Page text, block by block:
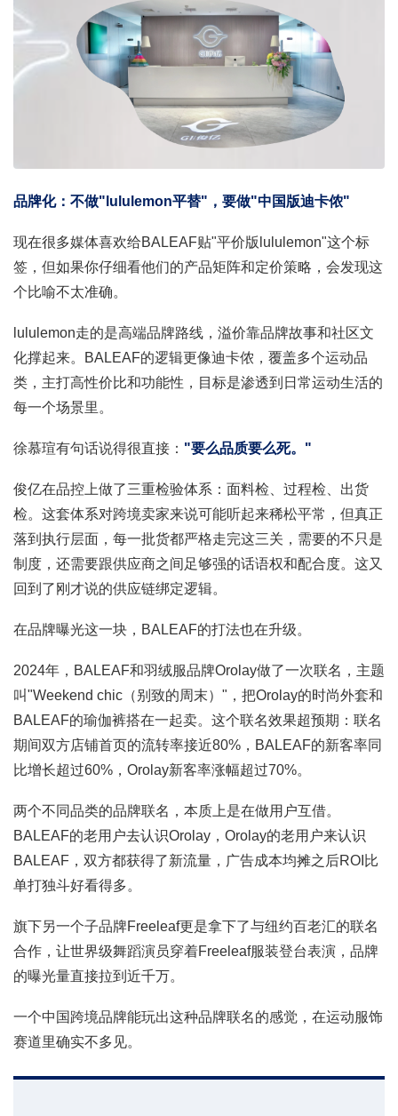
品牌化：不做"lululemon平替"，要做"中国版迪卡侬"
现在很多媒体喜欢给BALEAF贴"平价版lululemon"这个标
签，但如果你仔细看他们的产品矩阵和定价策略，会发现这
个比喻不太准确。
lululemon走的是高端品牌路线，溢价靠品牌故事和社区文
化撑起来。BALEAF的逻辑更像迪卡侬，覆盖多个运动品
类，主打高性价比和功能性，目标是渗透到日常运动生活的
每一个场景里。
徐慕瑄有句话说得很直接： "要么品质要么死。"
俊亿在品控上做了三重检验体系：面料检、过程检、出货
检。这套体系对跨境卖家来说可能听起来稀松平常，但真正
落到执行层面，每一批货都严格走完这三关，需要的不只是
制度，还需要跟供应商之间足够强的话语权和配合度。这又
回到了刚才说的供应链绑定逻辑。
在品牌曝光这一块，BALEAF的打法也在升级。
2024年，BALEAF和羽绒服品牌Orolay做了一次联名，主题
叫"Weekend chic（别致的周末）"，把Orolay的时尚外套和
BALEAF的瑜伽裤搭在一起卖。这个联名效果超预期：联名
期间双方店铺首页的流转率接近80%，BALEAF的新客率同
比增长超过60%，Orolay新客率涨幅超过70%。
两个不同品类的品牌联名，本质上是在做用户互借。
BALEAF的老用户去认识Orolay，Orolay的老用户来认识
BALEAF，双方都获得了新流量，广告成本均摊之后ROI比
单打独斗好看得多。
旗下另一个子品牌Freeleaf更是拿下了与纽约百老汇的联名
合作，让世界级舞蹈演员穿着Freeleaf服装登台表演，品牌
的曝光量直接拉到近千万。
一个中国跨境品牌能玩出这种品牌联名的感觉，在运动服饰
赛道里确实不多见。